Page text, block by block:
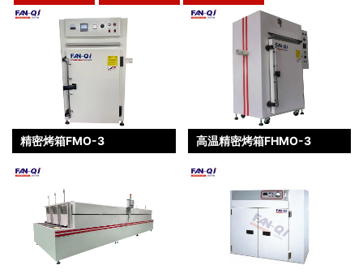
精密烤箱FMO-3 高温精密烤箱FHMO-3